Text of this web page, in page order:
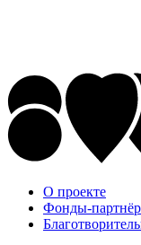
О проекте
Фонды-